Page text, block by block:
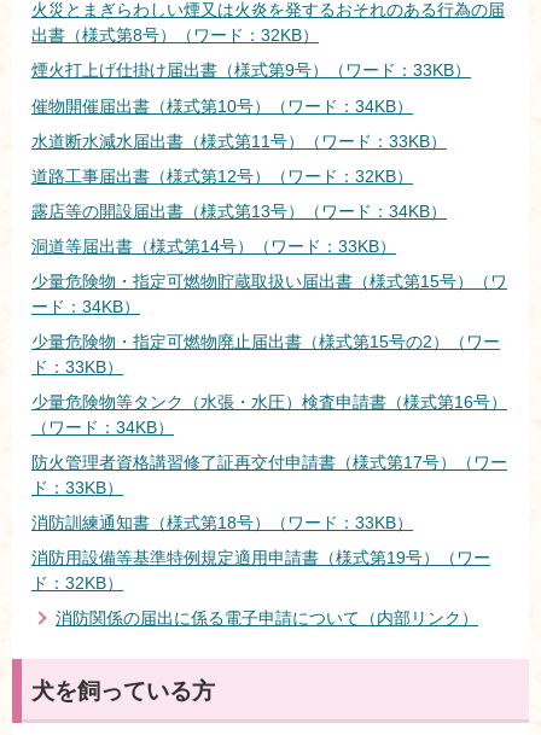
火災とまぎらわしい煙又は火炎を発するおそれのある行為の届
出書（様式第8号）（ワード：32KB）
煙火打上げ仕掛け届出書（様式第9号）（ワード：33KB）
催物開催届出書（様式第10号）（ワード：34KB）
水道断水減水届出書（様式第11号）（ワード：33KB）
道路工事届出書（様式第12号）（ワード：32KB）
露店等の開設届出書（様式第13号）（ワード：34KB）
洞道等届出書（様式第14号）（ワード：33KB）
少量危険物・指定可燃物貯蔵取扱い届出書（様式第15号）（ワ
ード：34KB）
少量危険物・指定可燃物廃止届出書（様式第15号の2）（ワー
ド：33KB）
少量危険物等タンク（水張・水圧）検査申請書（様式第16号）
（ワード：34KB）
防火管理者資格講習修了証再交付申請書（様式第17号）（ワー
ド：33KB）
消防訓練通知書（様式第18号）（ワード：33KB）
消防用設備等基準特例規定適用申請書（様式第19号）（ワー
ド：32KB）
消防関係の届出に係る電子申請について（内部リンク）
犬を飼っている方